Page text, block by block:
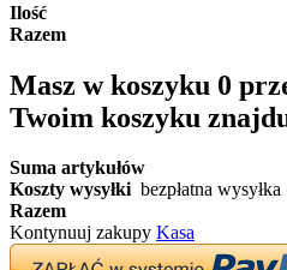
Ilość
Razem
Masz w koszyku 0
Twoim koszyku
Suma artykułów
Koszty wysyłki bezpłatna wysyłka
Razem
Kontynuuj zakupy Kasa